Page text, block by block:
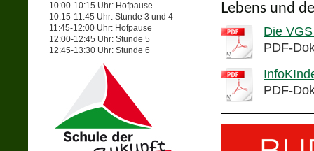
10:00-10:15 Uhr: Hofpause
10:15-11:45 Uhr: Stunde 3 und 4
11:45-12:00 Uhr: Hofpause
12:00-12:45 Uhr: Stunde 5
12:45-13:30 Uhr: Stunde 6
Lebens und
Die
PDF-
PDF-